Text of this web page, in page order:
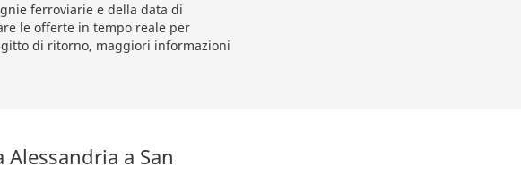
ferroviarie e della data di
le offerte in tempo reale per
di ritorno, maggiori informazioni
a San